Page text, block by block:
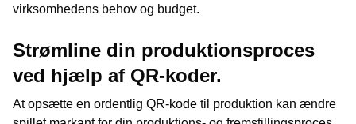
virksomhedens behov og budget.
Strømline din produktionsproces
ved hjælp af QR-koder.
At opsætte en ordentlig QR-kode til produktion kan ændre